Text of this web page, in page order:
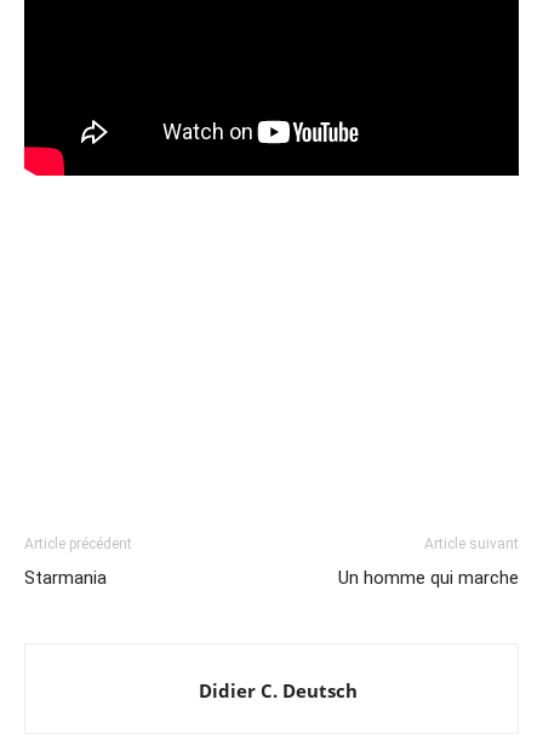
Article précédent
Starmania
Article suivant
Un homme qui marche
Didier C. Deutsch